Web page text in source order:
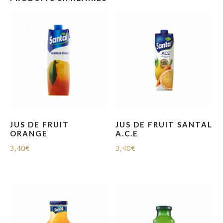
JUS DE FRUIT
ORANGE
3,40€
JUS DE FRUIT SANTAL
A.C.E
3,40€